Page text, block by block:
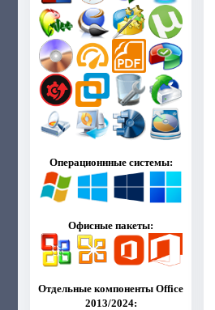
Операционнные системы:
Офисные пакеты:
Отдельные компоненты Office
2013/2024: